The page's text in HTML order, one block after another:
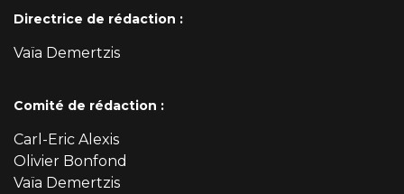
Directrice de rédaction :
Vaïa Demertzis
Comité de rédaction :
Carl-Eric Alexis
Olivier Bonfond
Vaïa Demertzis